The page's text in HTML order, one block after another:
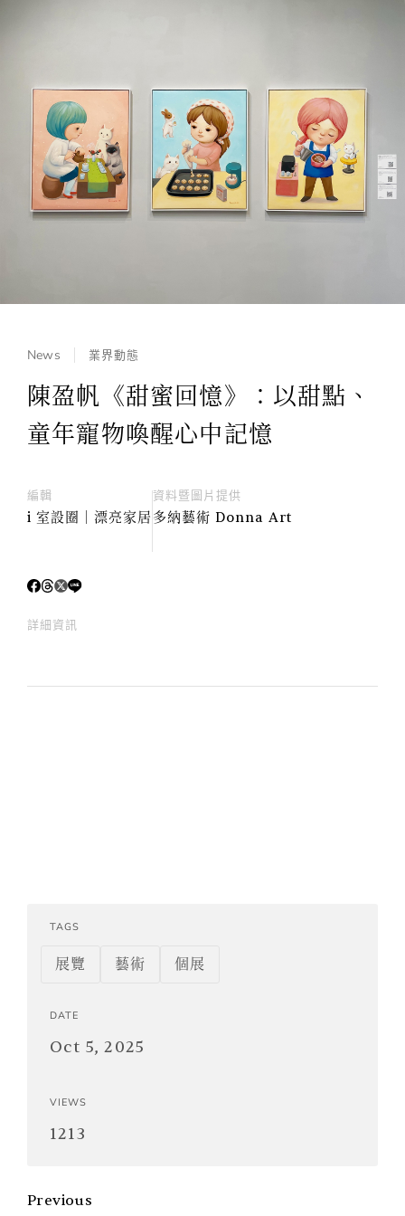
News 業界動態
陳盈帆《甜蜜回憶》：以甜點、
童年寵物喚醒心中記憶
編輯
i 室設圈│漂亮家居
資料暨圖片提供
多納藝術 Donna Art
詳細資訊
TAGS
展覽 藝術 個展
DATE
Oct 5, 2025
VIEWS
1213
Previous